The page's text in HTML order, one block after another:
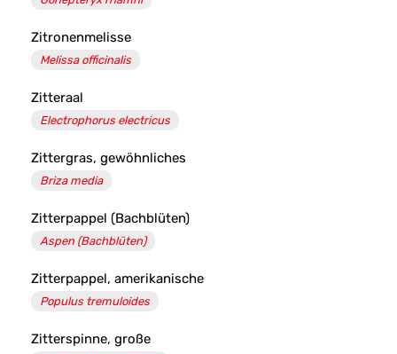
Zitronenmelisse
Melissa officinalis
Zitteraal
Electrophorus electricus
Zittergras, gewöhnliches
Briza media
Zitterpappel (Bachblüten)
Aspen (Bachblüten)
Zitterpappel, amerikanische
Populus tremuloides
Zitterspinne, große